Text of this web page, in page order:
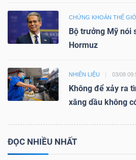
CHỨNG KHOÁN THẾ
Bộ trưởng Mỹ nói
Hormuz
NHIÊN LIỆU 03/08
Không để xảy ra
xăng dầu không
ĐỌC NHIỀU NHẤT